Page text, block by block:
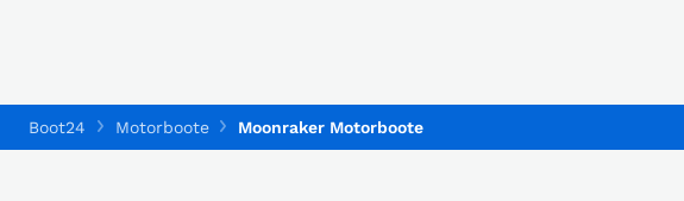
Boot24 Motorboote Moonraker Motorboote